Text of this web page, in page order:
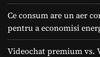
Ce consum are un aer
pentru a economisi
Videochat premium vs.